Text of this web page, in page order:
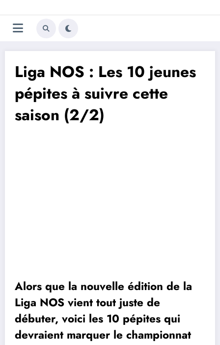
au
contenu
Trivela
L'actualité du football
Liga NOS : Les 10 jeunes
pépites à suivre cette
saison (2/2)
Alors que la nouvelle édition de la
Liga NOS vient tout juste de
débuter, voici les 10 pépites qui
devraient marquer le championnat